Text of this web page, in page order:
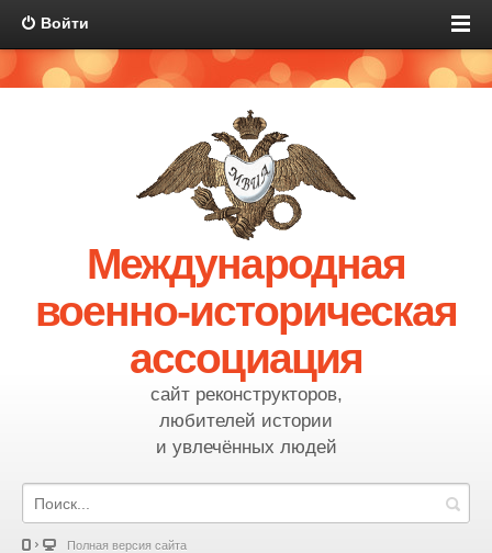
Войти
Международная
военно-историческая
ассоциация
сайт реконструкторов,
любителей истории
и увлечённых людей
Полная версия сайта